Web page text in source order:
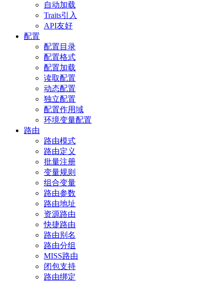
自动加载
Traits引入
API友好
配置
配置目录
配置格式
配置加载
读取配置
动态配置
独立配置
配置作用域
环境变量配置
路由
路由模式
路由定义
批量注册
变量规则
组合变量
路由参数
路由地址
资源路由
快捷路由
路由别名
路由分组
MISS路由
闭包支持
路由绑定